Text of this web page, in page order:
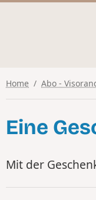
Home Abo -
Eine
Mit der